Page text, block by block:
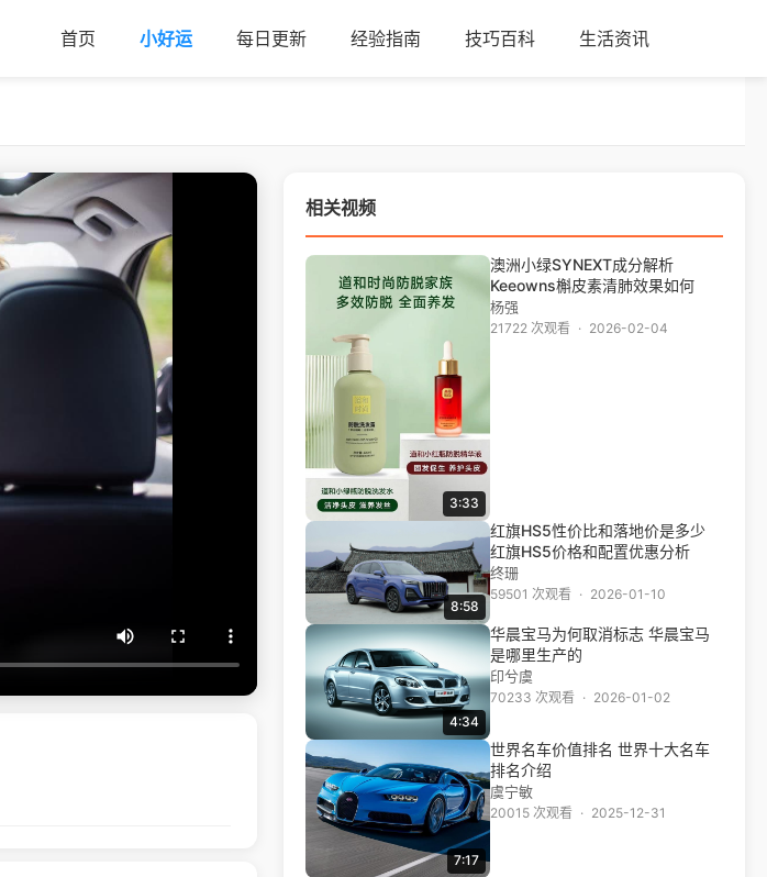
首页 小好运 每日更新 经验指南 技巧百科 生活资讯
相关视频
3:33
澳洲小绿SYNEXT成分解析
Keeowns槲皮素清肺效果如何
杨强
21722 次观看 · 2026-02-04
8:58
红旗HS5性价比和落地价是多少
红旗HS5价格和配置优惠分析
终珊
59501 次观看 · 2026-01-10
4:34
华晨宝马为何取消标志 华晨宝马
是哪里生产的
印兮虞
70233 次观看 · 2026-01-02
7:17
世界名车价值排名 世界十大名车
排名介绍
虞宁敏
20015 次观看 · 2025-12-31